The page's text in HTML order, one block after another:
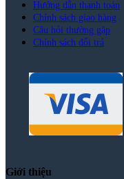
Hướng dẫn thanh toán
Chính sách giao hàng
Câu hỏi thường gặp
Chính sách đổi trả
Giới thiệu